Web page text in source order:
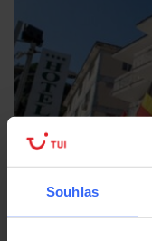
Souhlas
Hotel San
ITÁLIE KAMPÁNIE
7 636 KČ